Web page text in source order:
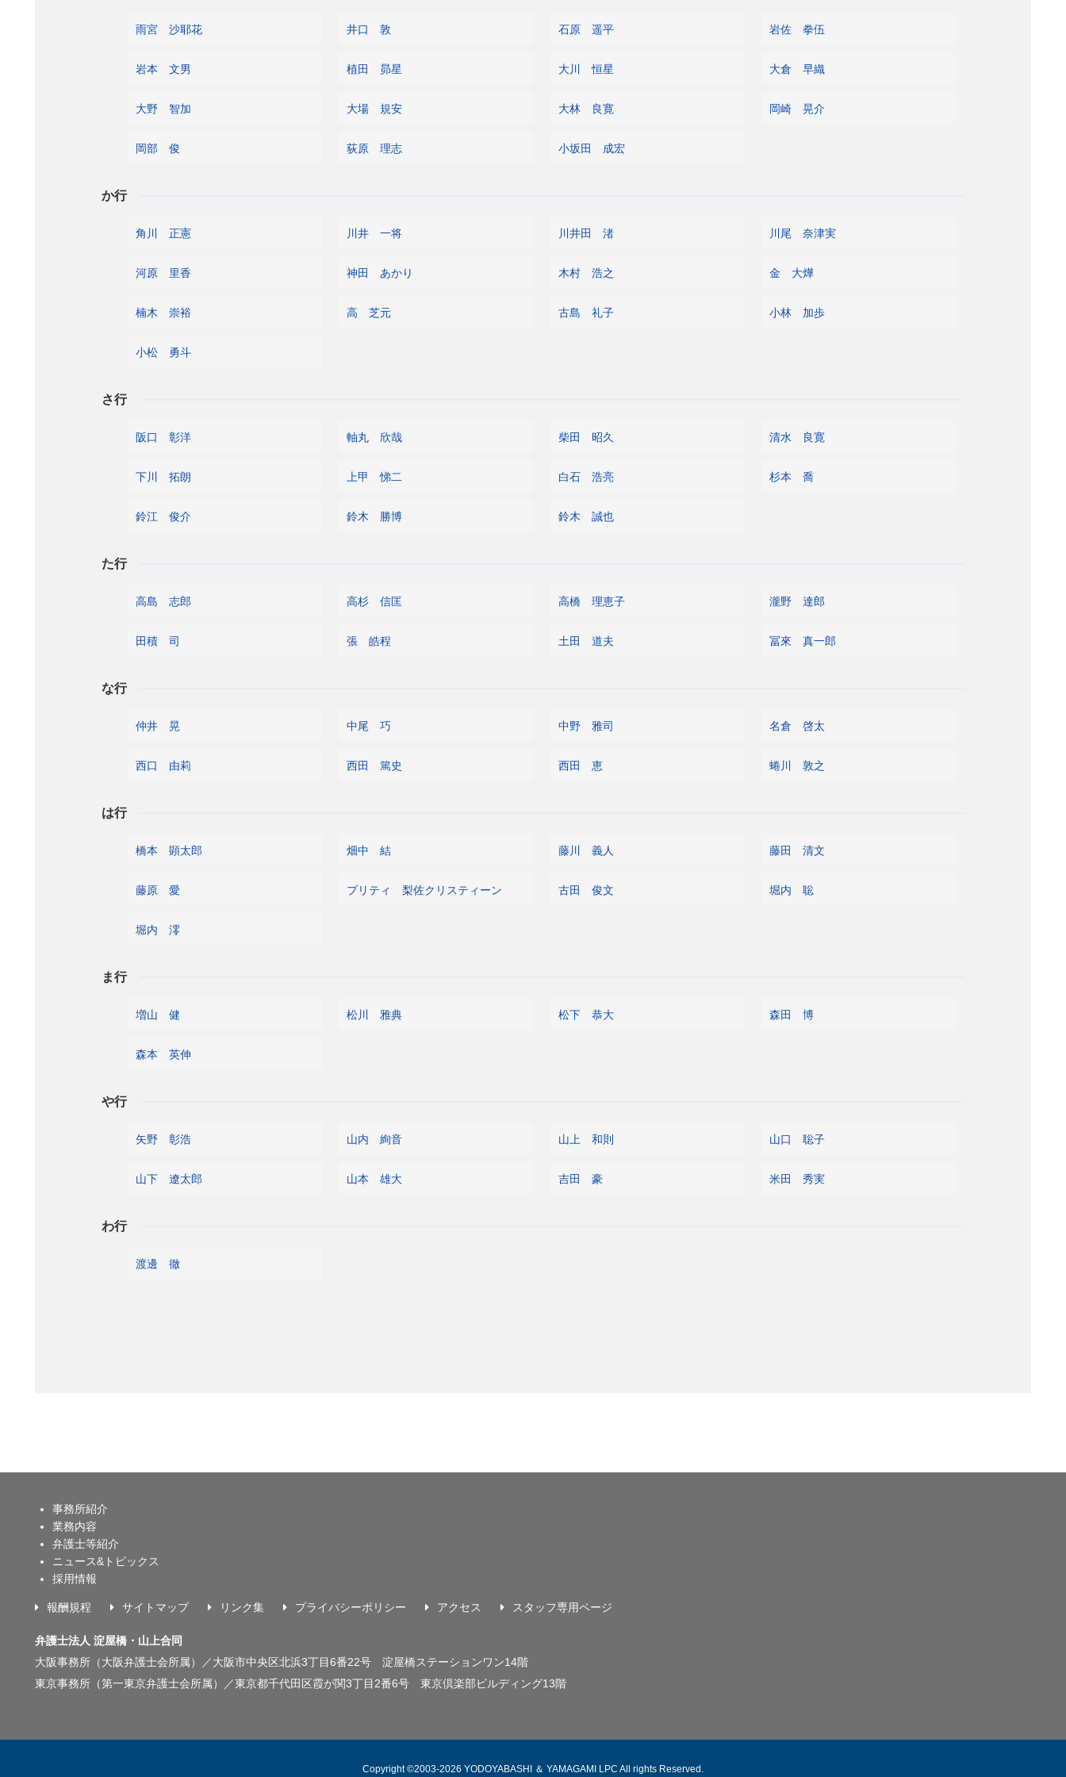
雨宮 沙耶花 井口 敦 石原 遥平 岩佐 拳伍
岩本 文男 植田 昴星 大川 恒星 大倉 早織
大野 智加 大場 規安 大林 良寛 岡崎 晃介
岡部 俊 荻原 理志 小坂田 成宏
か行
角川 正憲 川井 一将 川井田 渚 川尾 奈津実
河原 里香 神田 あかり 木村 浩之 金 大燁
楠木 崇裕 高 芝元 古島 礼子 小林 加歩
小松 勇斗
さ行
阪口 彰洋 軸丸 欣哉 柴田 昭久 清水 良寛
下川 拓朗 上甲 悌二 白石 浩亮 杉本 喬
鈴江 俊介 鈴木 勝博 鈴木 誠也
た行
高島 志郎 高杉 信匡 高橋 理恵子 瀧野 達郎
田積 司 張 皓程 土田 道夫 冨來 真一郎
な行
仲井 晃 中尾 巧 中野 雅司 名倉 啓太
西口 由莉 西田 篤史 西田 恵 蜷川 敦之
は行
橋本 顕太郎 畑中 結 藤川 義人 藤田 清文
藤原 愛 プリティ 梨佐クリスティーン 古田 俊文 堀内 聡
堀内 澪
ま行
増山 健 松川 雅典 松下 恭大 森田 博
森本 英伸
や行
矢野 彰浩 山内 絢音 山上 和則 山口 聡子
山下 遼太郎 山本 雄大 吉田 豪 米田 秀実
わ行
渡邊 徹
事務所紹介
業務内容
弁護士等紹介
ニュース&トピックス
採用情報
報酬規程 サイトマップ リンク集 プライバシーポリシー アクセス スタッフ専用ページ
弁護士法人 淀屋橋・山上合同
大阪事務所（大阪弁護士会所属）／大阪市中央区北浜3丁目6番22号 淀屋橋ステーションワン14階
東京事務所（第一東京弁護士会所属）／東京都千代田区霞が関3丁目2番6号 東京倶楽部ビルディング13階
Copyright ©2003-2026 YODOYABASHI ＆ YAMAGAMI LPC All rights Reserved.